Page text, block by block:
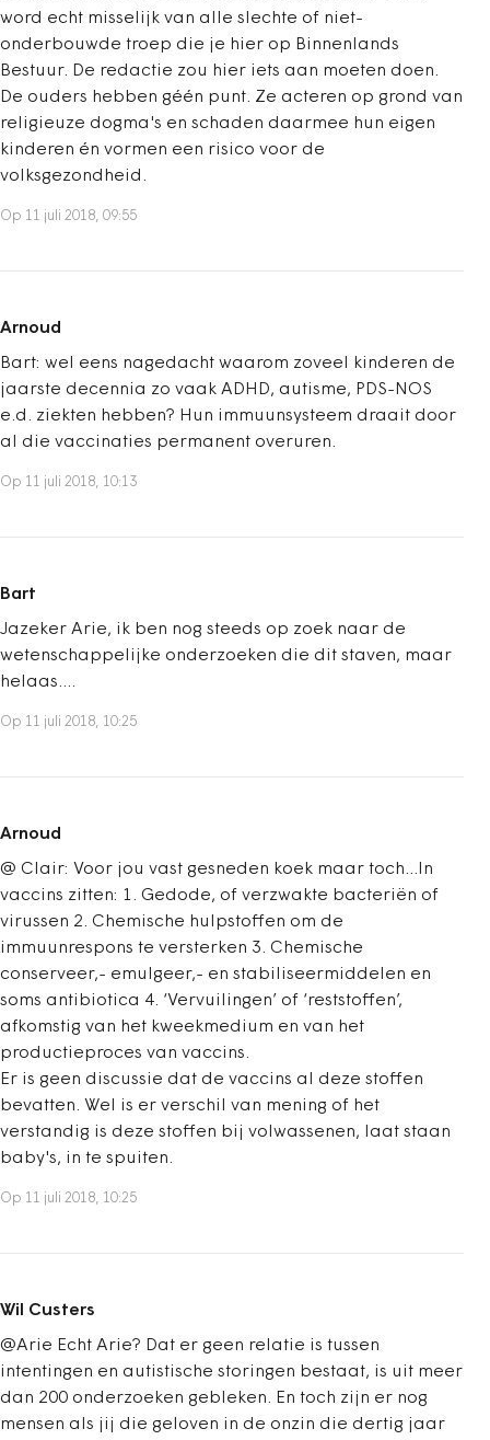
word echt misselijk van alle slechte of niet-
onderbouwde troep die je hier op Binnenlands
Bestuur. De redactie zou hier iets aan moeten doen.
De ouders hebben géén punt. Ze acteren op grond van
religieuze dogma's en schaden daarmee hun eigen
kinderen én vormen een risico voor de
volksgezondheid.
Op 11 juli 2018, 09:55
Arnoud
Bart: wel eens nagedacht waarom zoveel kinderen de
jaarste decennia zo vaak ADHD, autisme, PDS-NOS
e.d. ziekten hebben? Hun immuunsysteem draait door
al die vaccinaties permanent overuren.
Op 11 juli 2018, 10:13
Bart
Jazeker Arie, ik ben nog steeds op zoek naar de
wetenschappelijke onderzoeken die dit staven, maar
helaas....
Op 11 juli 2018, 10:25
Arnoud
@ Clair: Voor jou vast gesneden koek maar toch...In
vaccins zitten: 1. Gedode, of verzwakte bacteriën of
virussen 2. Chemische hulpstoffen om de
immuunrespons te versterken 3. Chemische
conserveer,- emulgeer,- en stabiliseermiddelen en
soms antibiotica 4. ‘Vervuilingen’ of ‘reststoffen’,
afkomstig van het kweekmedium en van het
productieproces van vaccins.
Er is geen discussie dat de vaccins al deze stoffen
bevatten. Wel is er verschil van mening of het
verstandig is deze stoffen bij volwassenen, laat staan
baby's, in te spuiten.
Op 11 juli 2018, 10:25
Wil Custers
@Arie Echt Arie? Dat er geen relatie is tussen
intentingen en autistische storingen bestaat, is uit meer
dan 200 onderzoeken gebleken. En toch zijn er nog
mensen als jij die geloven in de onzin die dertig jaar